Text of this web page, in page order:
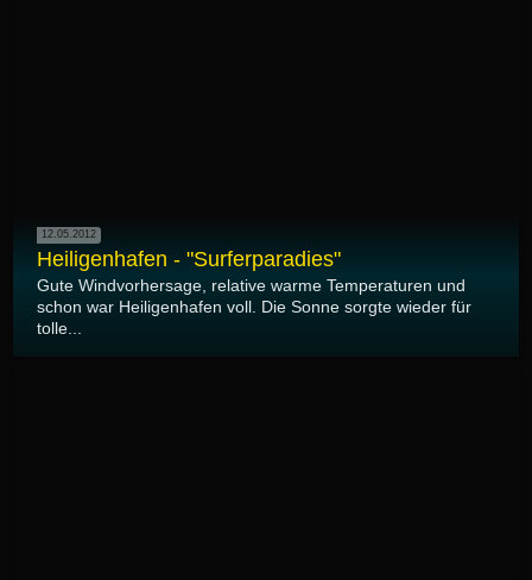
12.05.2012
Heiligenhafen - "Surferparadies"
Gute Windvorhersage, relative warme Temperaturen und
schon war Heiligenhafen voll. Die Sonne sorgte wieder für
tolle...